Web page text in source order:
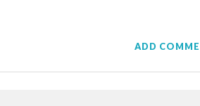
ADD